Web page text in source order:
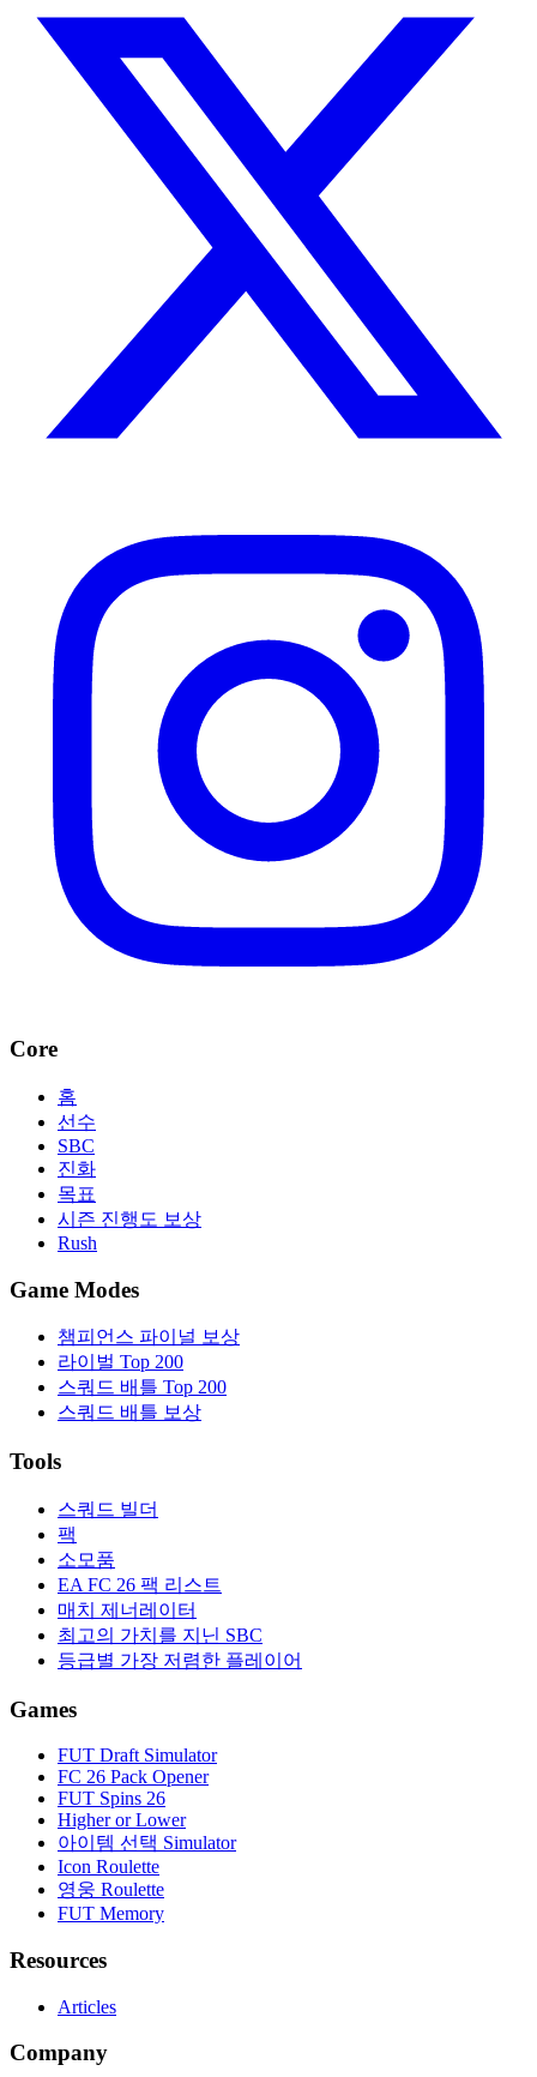
Core
홈
선수
SBC
진화
목표
시즌 진행도 보상
Rush
Game Modes
챔피언스 파이널 보상
라이벌 Top 200
스쿼드 배틀 Top 200
스쿼드 배틀 보상
Tools
스쿼드 빌더
팩
소모품
EA FC 26 팩 리스트
매치 제너레이터
최고의 가치를 지닌 SBC
등급별 가장 저렴한 플레이어
Games
FUT Draft Simulator
FC 26 Pack Opener
FUT Spins 26
Higher or Lower
아이템 선택 Simulator
Icon Roulette
영웅 Roulette
FUT Memory
Resources
Articles
Company